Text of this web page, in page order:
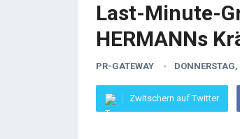
Last-Minute-
HERMANNs
PR-GATEWAY
Zwitschern auf Twitter